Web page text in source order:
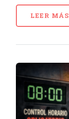
LEER MÁS